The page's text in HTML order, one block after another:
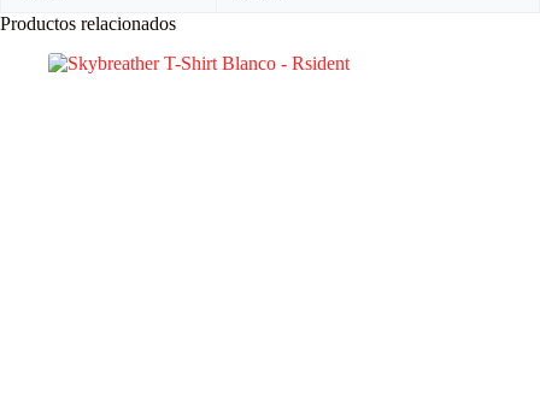
Productos relacionados